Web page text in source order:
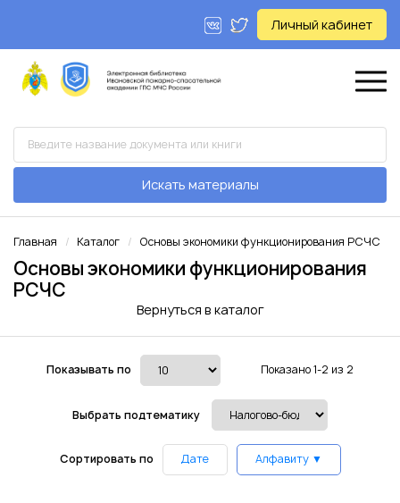
Личный кабинет
Искать материалы
Главная Каталог Основы экономики функционирования РСЧС
Основы экономики функционирования
РСЧС
Вернуться в каталог
Показывать по Показано 1-2 из 2
Выбрать подтематику
Сортировать по Дате Алфавиту ▼